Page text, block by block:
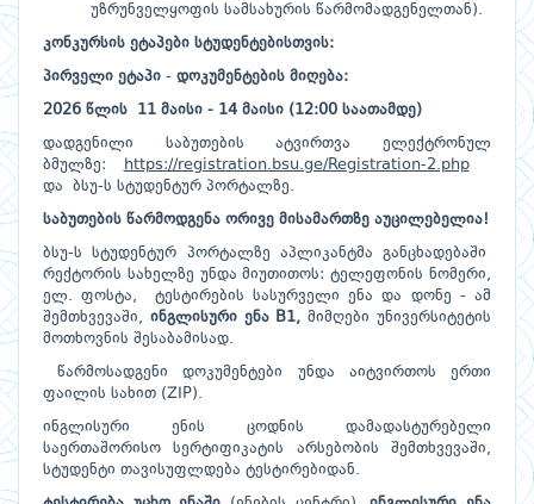
უზრუნველყოფის სამსახურის წარმომადგენელთან).
კონკურსის ეტაპები სტუდენტებისთვის:
პირველი ეტაპი - დოკუმენტების მიღება:
2026 წლის 11 მაისი - 14 მაისი (12:00 საათამდე)
დადგენილი საბუთების ატვირთვა ელექტრონულ
ბმულზე:
https://registration.bsu.ge/Registration-2.php
და ბსუ-ს სტუდენტურ პორტალზე.
საბუთების წარმოდგენა ორივე მისამართზე აუცილებელია!
ბსუ-ს სტუდენტურ პორტალზე აპლიკანტმა განცხადებაში
რექტორის სახელზე უნდა მიუთითოს: ტელეფონის ნომერი,
ელ. ფოსტა, ტესტირების სასურველი ენა და დონე - ამ
შემთხვევაში, ინგლისური ენა B1, მიმღები უნივერსიტეტის
მოთხოვნის შესაბამისად.
წარმოსადგენი დოკუმენტები უნდა აიტვირთოს ერთი
ფაილის სახით (ZIP).
ინგლისური ენის ცოდნის დამადასტურებელი
საერთაშორისო სერტიფიკატის არსებობის შემთხვევაში,
სტუდენტი თავისუფლდება ტესტირებიდან.